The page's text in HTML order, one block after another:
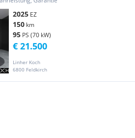
2025 EZ
150 km
95 PS (70 kW)
Linher Koch
6800 Feldkirch
€ 21.500